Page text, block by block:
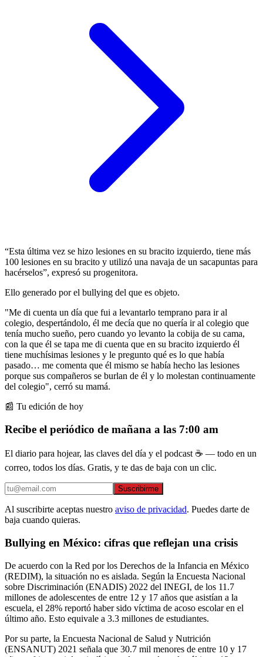
“Esta última vez se hizo lesiones en su bracito izquierdo, tiene más
100 lesiones en su bracito y utilizó una navaja de un sacapuntas para
hacérselos”, expresó su progenitora.
Ello generado por el bullying del que es objeto.
"Me di cuenta un día que fui a levantarlo temprano para ir al
colegio, despertándolo, él me decía que no quería ir al colegio que
tenía mucho sueño, pero cuando yo levanto la cobija de su cama,
con la que él se tapa me di cuenta que en su bracito izquierdo él
tiene muchísimas lesiones y le pregunto qué es lo que había
pasado… me comenta que él mismo se había hecho las lesiones
porque sus compañeros se burlan de él y lo molestan continuamente
del colegio", cerró su mamá.
📰 Tu edición de hoy
Recibe el periódico de mañana a las 7:00 am
El diario para hojear, las claves del día y el podcast ☕ — todo en un
correo, todos los días. Gratis, y te das de baja con un clic.
Suscribirme
Al suscribirte aceptas nuestro aviso de privacidad. Puedes darte de
baja cuando quieras.
Bullying en México: cifras que reflejan una crisis
De acuerdo con la Red por los Derechos de la Infancia en México
(REDIM), la situación no es aislada. Según la Encuesta Nacional
sobre Discriminación (ENADIS) 2022 del INEGI, de los 11.7
millones de adolescentes de entre 12 y 17 años que asistían a la
escuela, el 28% reportó haber sido víctima de acoso escolar en el
último año. Esto equivale a 3.3 millones de estudiantes.
Por su parte, la Encuesta Nacional de Salud y Nutrición
(ENSANUT) 2021 señala que 30.7 mil menores de entre 10 y 17